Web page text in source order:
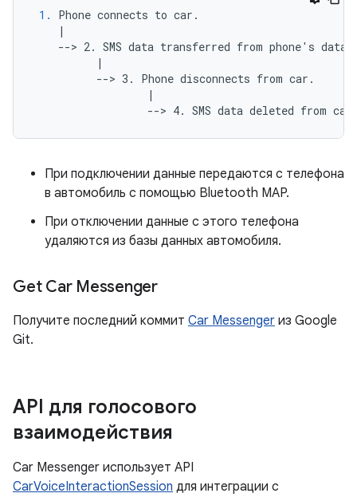
1.
Phone connects to car.
    |
--> 2. SMS data transferred from phone's
          |
          --> 3. Phone disconnects from car.
                  |
При подключении данные передаются с телефона
в автомобиль с помощью Bluetooth MAP.
При отключении данные с этого телефона
удаляются из базы данных автомобиля.
Get Car Messenger
Получите последний коммит Car Messenger из Google
Git.
API для голосового
взаимодействия
Car Messenger использует API
CarVoiceInteractionSession для интеграции с